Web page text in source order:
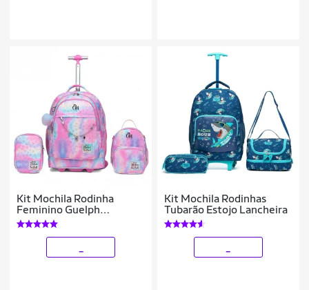
Kit Mochila Rodinha
Feminino Guelph
Lancheira Térmica Estojo
32 Litros Escolar
Resistente
Kit Mochila Rodinhas
Tubarão Estojo Lancheira